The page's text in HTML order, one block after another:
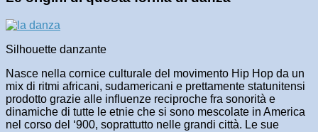
Silhouette danzante
Nasce nella cornice culturale del movimento Hip Hop da un
mix di ritmi africani, sudamericani e prettamente statunitensi
prodotto grazie alle influenze reciproche fra sonorità e
dinamiche di tutte le etnie che si sono mescolate in America
nel corso del ‘900, soprattutto nelle grandi città. Le sue